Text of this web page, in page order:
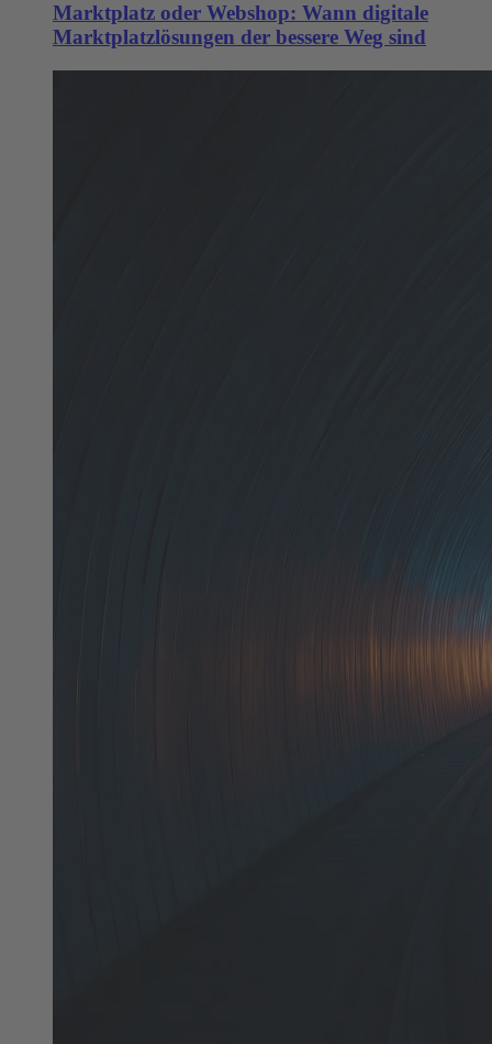
Marktplatz oder Webshop: Wann digitale
Marktplatzlösungen der bessere Weg sind